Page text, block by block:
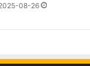
08-26